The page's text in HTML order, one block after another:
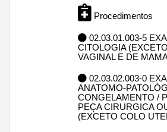
Procedimentos
02.03.01.003-5
CITOLOGIA
VAGINAL E DE
02.03.02.003-0
ANATOMO-
CONGELAMENTO /
PEÇA CIRURGICA
(EXCETO COLO